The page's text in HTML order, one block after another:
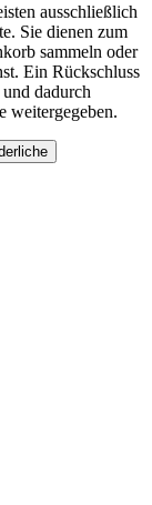
ausschließlich
Sie dienen zum
sammeln oder
Ein Rückschluss
dadurch
weitergegeben.